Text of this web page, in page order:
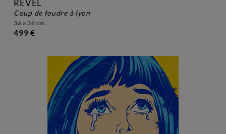
REVEL
coup de foudre à lyon
36 x 36 cm
499 €